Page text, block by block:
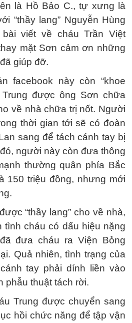
là Hồ Bảo C., tự xưng là
“thầy lang” Nguyễn Hùng
viết về cháu Trần Việt
mặt Sơn cảm ơn những
giúp đỡ.
facebook này còn “khoe
Trung được ông Sơn chữa
về nhà chữa trị nốt. Người
thời gian tới sẽ có đoàn
sang để tách cánh tay bị
người này còn đưa thông
thường quân phía Bắc
150 triệu đồng, nhưng mới
“thầy lang” cho về nhà,
tình cháu có dấu hiệu nặng
đưa cháu ra Viện Bỏng
Quả nhiên, tình trạng của
tay phải dính liền vào
phẫu thuật tách rời.
Trung được chuyển sang
hồi chức năng để tập vận